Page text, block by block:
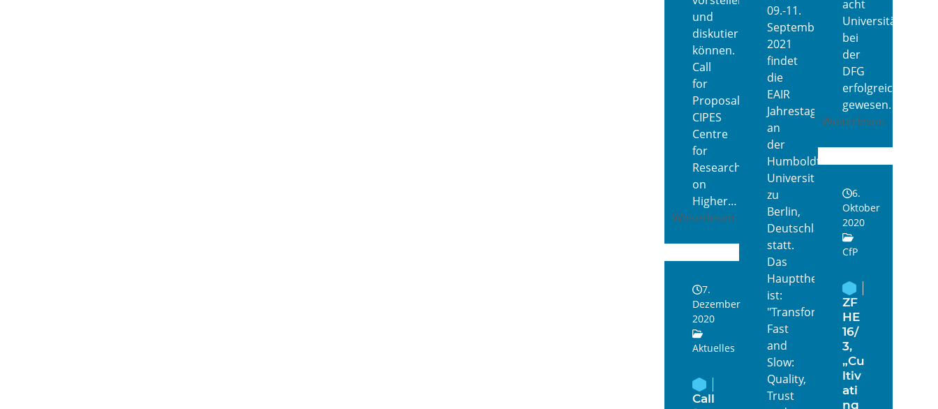
und
diskutieren
können.
Call
for
Proposals
CIPES
Centre
for
Research
on
Higher…
Weiterlesen
09.-11.
September
2021
findet
die
EAIR
Jahrestagung
an
der
Humboldt
Universität
zu
Berlin,
Deutschland
statt.
Das
Hauptthema
ist:
"Transformation
Fast
and
Slow:
Quality,
Trust
acht
Universitäten
bei
der
DFG
erfolgreich
gewesen.
Weiterlesen
7.
Dezember
2020
Aktuelles
Call
6.
Oktober
2020
CfP
ZF
HE
16/
3,
„Cu
ltiv
ati
ng